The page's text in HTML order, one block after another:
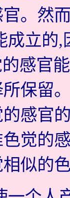
。然
成立的
感官
保留
感官
觉的
似的